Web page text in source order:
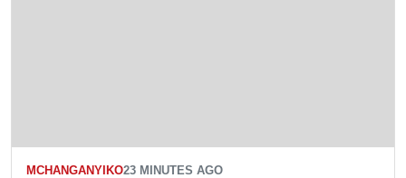
MCHANGANYIKO23 MINUTES AGO